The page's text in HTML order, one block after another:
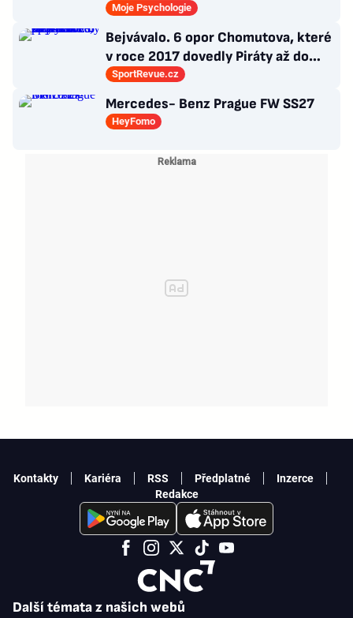
Moje Psychologie
Bejvávalo. 6 opor Chomutova, které
v roce 2017 dovedly Piráty až do
semifinále play-off
SportRevue.cz
Mercedes- Benz Prague FW SS27
HeyFomo
Další témata z našich webů
Kontakty Kariéra RSS Předplatné
Inzerce
Redakce